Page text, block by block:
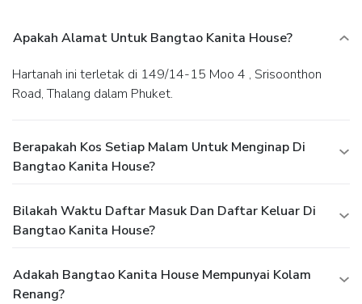
Apakah Alamat Untuk Bangtao Kanita House?
Hartanah ini terletak di 149/14-15 Moo 4 , Srisoonthon
Road, Thalang dalam Phuket.
Berapakah Kos Setiap Malam Untuk Menginap Di
Bangtao Kanita House?
Bilakah Waktu Daftar Masuk Dan Daftar Keluar Di
Bangtao Kanita House?
Adakah Bangtao Kanita House Mempunyai Kolam
Renang?